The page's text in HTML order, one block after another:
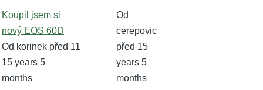
Normální
téma
Koupil jsem si
nový EOS 60D
Od korinek před
15 years 5
months
11
Od
cerepovic
před 15
years 5
months